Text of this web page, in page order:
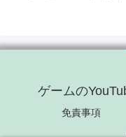
ゲームの
免責事項